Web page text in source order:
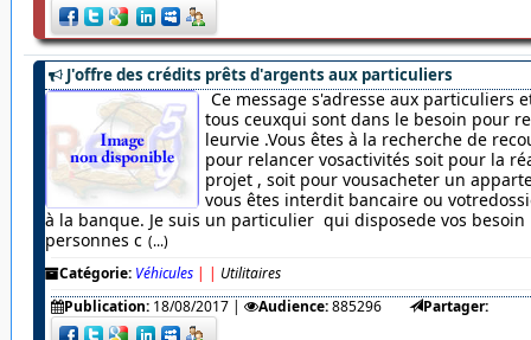
J'offre des crédits prêts d'argents aux particuliers
Ce message s'adresse aux particuliers
tous ceuxqui sont dans le besoin pour
leurvie .Vous êtes à la recherche de
pour relancer vosactivités soit pour la
projet , soit pour vousacheter un
vous êtes interdit bancaire ou
à la banque. Je suis un particulier qui disposede vos
personnes c (...)
Catégorie: Véhicules | | Utilitaires
Publication: 18/08/2017| Audience:885296 Partager: